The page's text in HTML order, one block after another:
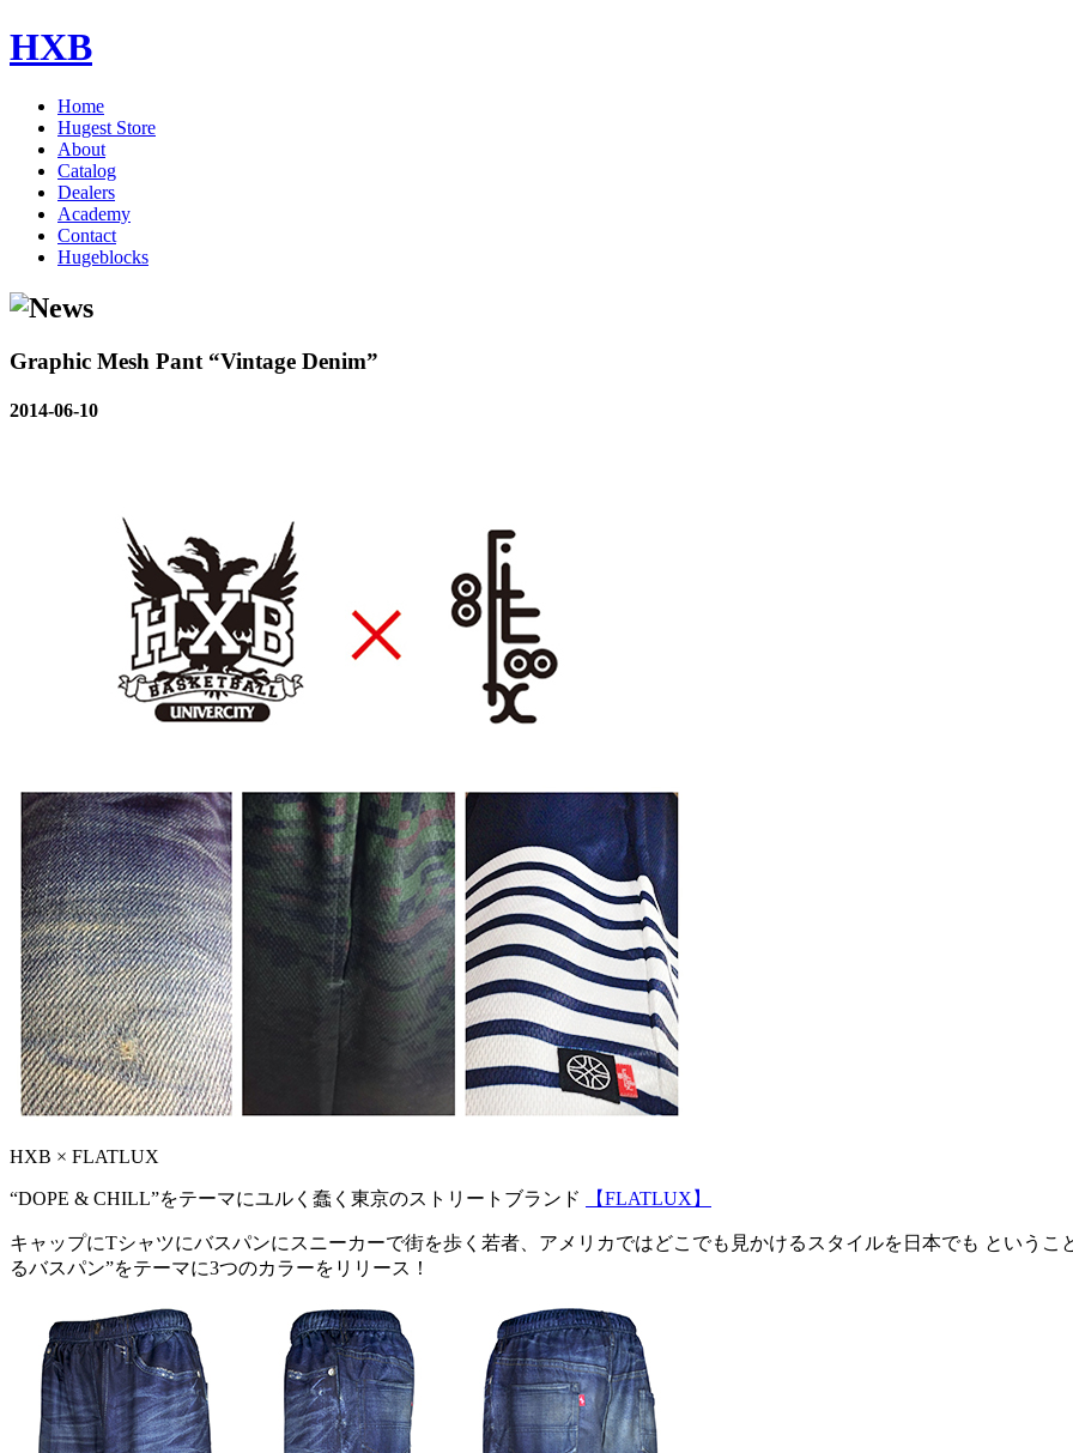
HXB
Home
Hugest Store
About
Catalog
Dealers
Academy
Contact
Hugeblocks
Graphic Mesh Pant “Vintage Denim”
2014-06-10
HXB × FLATLUX
“DOPE & CHILL”をテーマにユルく蠢く東京のストリートブランド 【FLATLUX】
キャップにTシャツにバスパンにスニーカーで街を歩く若者、アメリカではどこでも見かけるスタイルを日本でも という
るバスパン”をテーマに3つのカラーをリリース！